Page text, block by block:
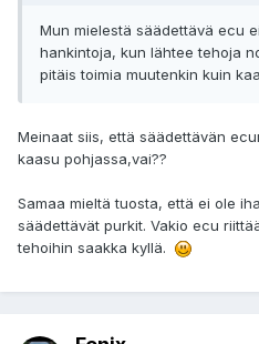
Mun mielestä säädettävä ecu
hankintoja, kun lähtee tehoja
pitäis toimia muutenkin kuin
Meinaat siis, että säädettävän
kaasu pohjassa,vai??
Samaa mieltä tuosta, että ei ole
säädettävät purkit. Vakio ecu
tehoihin saakka kyllä.